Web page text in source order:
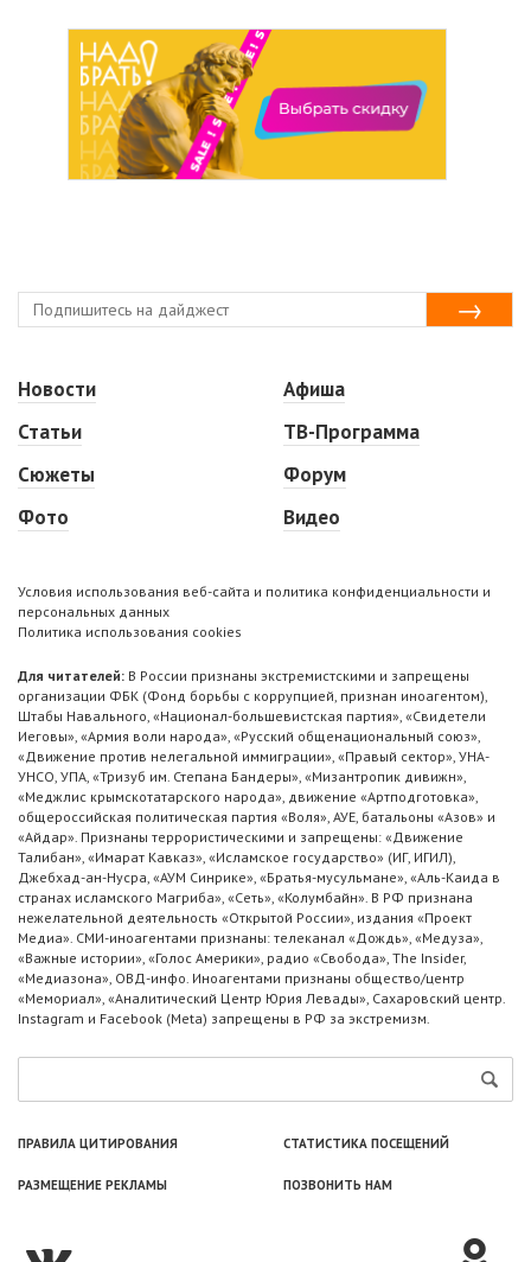
Новости
Статьи
Сюжеты
Фото
Афиша
ТВ-Программа
Форум
Видео
Условия использования веб-сайта и политика конфиденциальности и
персональных данных
Политика использования cookies
Для читателей: В России признаны экстремистскими и запрещены
организации ФБК (Фонд борьбы с коррупцией, признан иноагентом),
Штабы Навального, «Национал-большевистская партия», «Свидетели
Иеговы», «Армия воли народа», «Русский общенациональный союз»,
«Движение против нелегальной иммиграции», «Правый сектор», УНА-
УНСО, УПА, «Тризуб им. Степана Бандеры», «Мизантропик дивижн»,
«Меджлис крымскотатарского народа», движение «Артподготовка»,
общероссийская политическая партия «Воля», АУЕ, батальоны «Азов» и
«Айдар». Признаны террористическими и запрещены: «Движение
Талибан», «Имарат Кавказ», «Исламское государство» (ИГ, ИГИЛ),
Джебхад-ан-Нусра, «АУМ Синрике», «Братья-мусульмане», «Аль-Каида в
странах исламского Магриба», «Сеть», «Колумбайн». В РФ признана
нежелательной деятельность «Открытой России», издания «Проект
Медиа». СМИ-иноагентами признаны: телеканал «Дождь», «Медуза»,
«Важные истории», «Голос Америки», радио «Свобода», The Insider,
«Медиазона», ОВД-инфо. Иноагентами признаны общество/центр
«Мемориал», «Аналитический Центр Юрия Левады», Сахаровский центр.
Instagram и Facebook (Metа) запрещены в РФ за экстремизм.
ПРАВИЛА ЦИТИРОВАНИЯ СТАТИСТИКА ПОСЕЩЕНИЙ
РАЗМЕЩЕНИЕ РЕКЛАМЫ ПОЗВОНИТЬ НАМ